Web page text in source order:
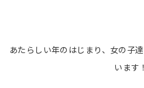
あたらしい年のはじまり、女の子
います！